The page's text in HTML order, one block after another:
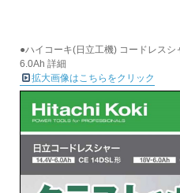
●ハイコーキ(日立工機) コードレス
6.0Ah 詳細
拡大画像はこちらをクリック